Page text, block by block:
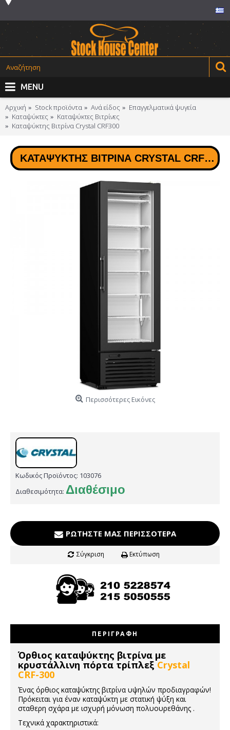
MENU
Αρχική Stock προϊόντα Ανά είδος
Επαγγελματικά ψυγεία
Καταψύκτες
Καταψύκτες Βιτρίνες
Καταψύκτης Βιτρίνα Crystal CRF300
ΚΑΤΑΨΎΚΤΗΣ ΒΙΤΡΊΝΑ CRYSTAL CRF300
Περισσότερες Εικόνες
Κωδικός Προϊόντος: 103076
Διαθεσιμότητα: Διαθέσιμο
ΡΩΤΉΣΤΕ ΜΑΣ ΠΕΡΙΣΣΌΤΕΡΑ
Σύγκριση Εκτύπωση
ΠΕΡΙΓΡΑΦΉ
Όρθιος καταψύκτης βιτρίνα με
κρυστάλλινη πόρτα τρίπλεξCrystal
CRF-300
Ένας όρθιος καταψύκτης βιτρίνα υψηλών προδιαγραφών!
Πρόκειται για έναν καταψύκτη με στατική ψύξη και
σταθερη σχάρα με ισχυρή μόνωση πολυουρεθάνης .
Τεχνικά χαρακτηριστικά: